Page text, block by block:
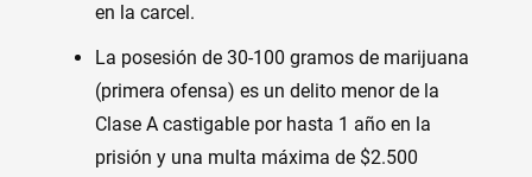
en la carcel.
La posesión de 30-100 gramos de marijuana
(primera ofensa) es un delito menor de la
Clase A castigable por hasta 1 año en la
prisión y una multa máxima de $2.500